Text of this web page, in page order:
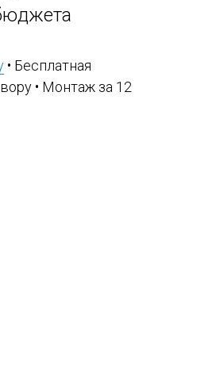
• Бесплатная
• Монтаж за 12